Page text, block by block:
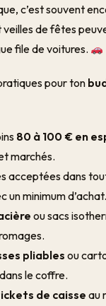
c’est souvent
veilles de fêtes
file de voitures.
pour ton
80 à 100 € en
marchés.
acceptées dans
un minimum d’achat.
ou sacs
pliables ou
le coffre.
de caisse au